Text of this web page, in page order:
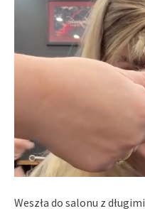
Weszła do salonu z